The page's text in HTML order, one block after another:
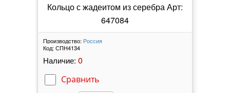
Кольцо с жадеитом из серебра Арт:
647084
Производство: Россия
Код: СПН4134
Наличие: 0
Сравнить